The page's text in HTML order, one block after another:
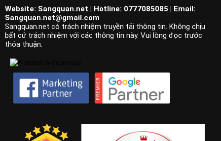
Website: Sangquan.net | Hotline: 0777085085 | Email:
Sangquan.net@gmail.com
Sangquan.net có trách nhiệm truyền tải thông tin. Không chịu
bất cứ trách nhiệm với các thông tin này. Vui lòng đọc trước
thỏa thuận.